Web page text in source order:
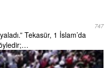
747
Tekasür, 1 İslam’da